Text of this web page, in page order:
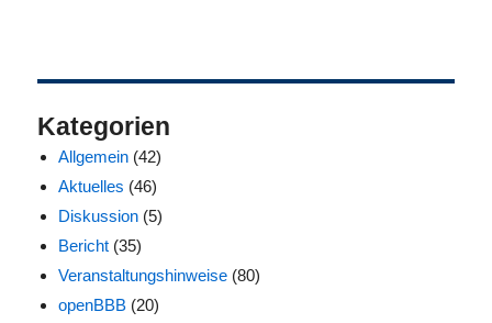
Kategorien
Allgemein (42)
Aktuelles (46)
Diskussion (5)
Bericht (35)
Veranstaltungshinweise (80)
openBBB (20)